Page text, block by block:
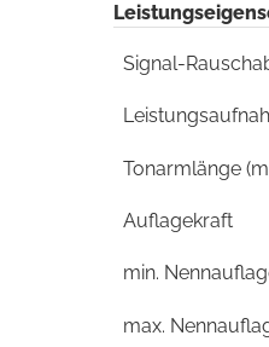
Signal-
Tonarmlänge
Auflagekraft
min.
max.